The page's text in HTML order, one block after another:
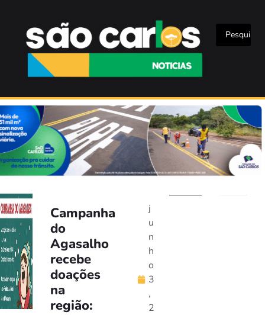
Campanha
do
Agasalho
recebe
doações
na
região:
j
u
n
h
o
3
,
2